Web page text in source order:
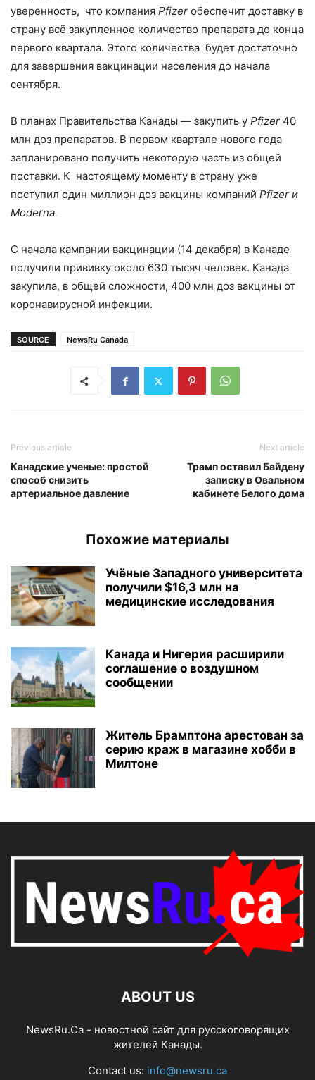
уверенность, что компания Pfizer обеспечит доставку в
страну всё закупленное количество препарата до конца
первого квартала. Этого количества будет достаточно
для завершения вакцинации населения до начала
сентября.
В планах Правительства Канады — закупить у Pfizer 40
млн доз препаратов. В первом квартале нового года
запланировано получить некоторую часть из общей
поставки. К настоящему моменту в страну уже
поступил один миллион доз вакцины компаний Pfizer и
Moderna.
С начала кампании вакцинации (14 декабря) в Канаде
получили прививку около 630 тысяч человек. Канада
закупила, в общей сложности, 400 млн доз вакцины от
коронавирусной инфекции.
SOURCE NewsRu Canada
Previous article
Канадские ученые: простой
способ снизить
артериальное давление
Next article
Трамп оставил Байдену
записку в Овальном
кабинете Белого дома
Похожие материалы
Учёные Западного университета
получили $16,3 млн на
медицинские исследования
Канада и Нигерия расширили
соглашение о воздушном
сообщении
Житель Брамптона арестован за
серию краж в магазине хобби в
Милтоне
ABOUT US
NewsRu.Ca - новостной сайт для русскоговорящих
жителей Канады.
Contact us: info@newsru.ca